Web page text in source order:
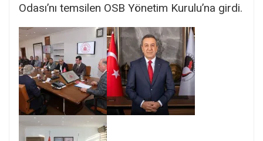
Odası’nı temsilen OSB Yönetim Kurulu’na girdi.